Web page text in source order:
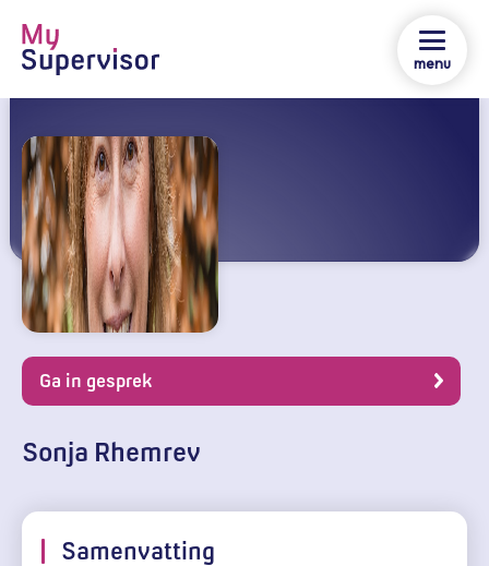
menu
Ga in gesprek
Sonja Rhemrev
Samenvatting